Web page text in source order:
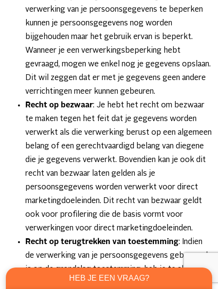
verwerking van je persoonsgegevens te beperken
kunnen je persoonsgegevens nog worden
bijgehouden maar het gebruik ervan is beperkt.
Wanneer je een verwerkingsbeperking hebt
gevraagd, mogen we enkel nog je gegevens opslaan.
Dit wil zeggen dat er met je gegevens geen andere
verrichtingen meer kunnen gebeuren.
Recht op bezwaar: Je hebt het recht om bezwaar
te maken tegen het feit dat je gegevens worden
verwerkt als die verwerking berust op een algemeen
belang of een gerechtvaardigd belang van diegene
die je gegevens verwerkt. Bovendien kan je ook dit
recht van bezwaar laten gelden als je
persoonsgegevens worden verwerkt voor direct
marketingdoeleinden. Dit recht van bezwaar geldt
ook voor profilering die de basis vormt voor
verwerkingen voor direct marketingdoeleinden.
Recht op terugtrekken van toestemming: Indien
de verwerking van je persoonsgegevens gebaseerd
is op de grondslag toestemming, heb je te allen tijde
het recht deze toestemming in te trekken.
HEB JE EEN VRAAG?